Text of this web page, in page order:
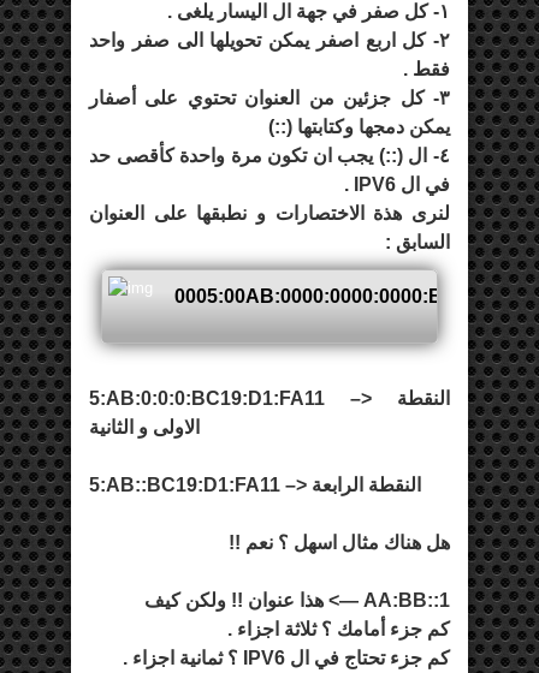
١- كل صفر في جهة ال اليسار يلغى .
٢- كل اربع اصفر يمكن تحويلها الى صفر واحد
فقط .
٣- كل جزئين من العنوان تحتوي على أصفار
يمكن دمجها وكتابتها (::)
٤- ال (::) يجب ان تكون مرة واحدة كأقصى حد
في ال IPV6 .
لنرى هذة الاختصارات و نطبقها على العنوان
السابق :
5:AB:0:0:0:BC19:D1:FA11 –> النقطة
الاولى و الثانية
5:AB::BC19:D1:FA11 –> النقطة الرابعة
هل هناك مثال اسهل ؟ نعم !!
AA:BB::1 —> هذا عنوان !! ولكن كيف
كم جزء أمامك ؟ ثلاثة اجزاء .
كم جزء تحتاج في ال IPV6 ؟ ثمانية اجزاء .